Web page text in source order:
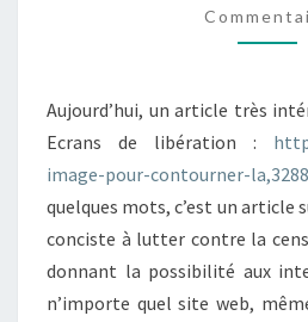
LA
LE
Aujourd’hui, un article très
Ecrans de libération :
image-pour-contourner-
quelques mots, c’est un article
conciste à lutter contre la
donnant la possibilité aux
n’importe quel site web,